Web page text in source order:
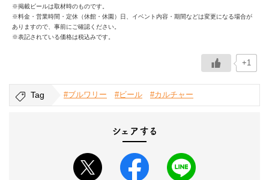
※掲載ビールは取材時のものです。
※料金・営業時間・定休（休館・休園）日、イベント内容・期間などは変更になる場合が
ありますので、事前にご確認ください。
※表記されている価格は税込みです。
+1
Tag #ブルワリー #ビール #カルチャー
シェアする